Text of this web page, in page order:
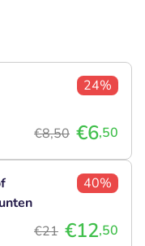
24%
€8,50 €6,50
40%
€21 €12,50